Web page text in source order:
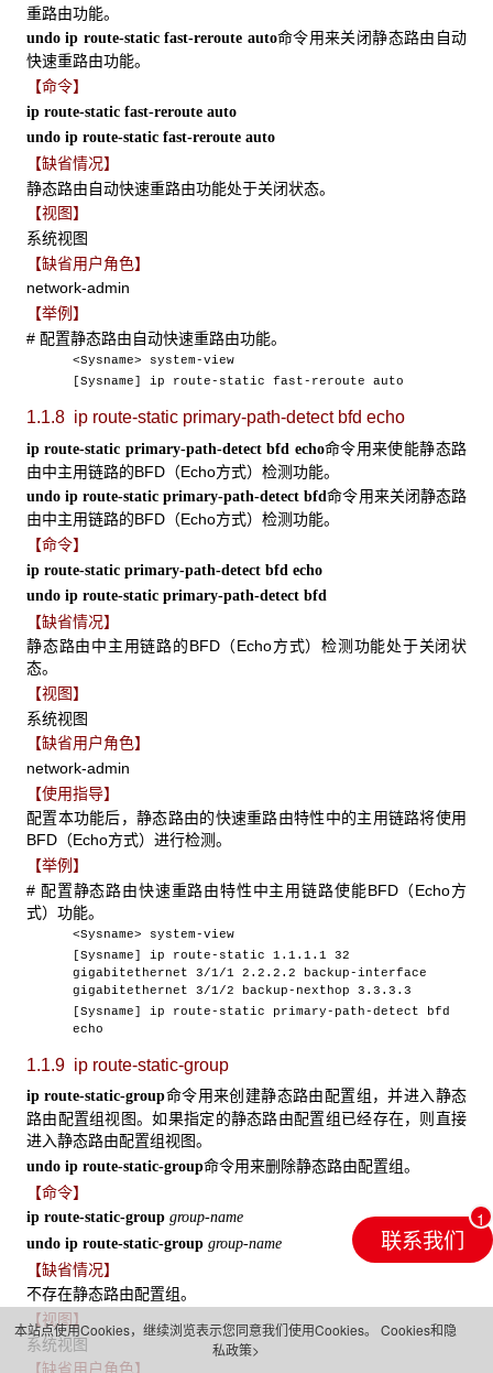
重路由功能。
undo ip route-static fast-reroute auto命令用来关闭静态路由自动
快速重路由功能。
【命令】
ip route-static fast-reroute auto
undo ip route-static fast-reroute auto
【缺省情况】
静态路由自动快速重路由功能处于关闭状态。
【视图】
系统视图
【缺省用户角色】
network-admin
【举例】
# 配置静态路由自动快速重路由功能。
<Sysname> system-view
[Sysname] ip route-static fast-reroute auto
1.1.8 ip route-static primary-path-detect bfd echo
ip route-static primary-path-detect bfd echo命令用来使能静态路
由中主用链路的BFD（Echo方式）检测功能。
undo ip route-static primary-path-detect bfd命令用来关闭静态路
由中主用链路的BFD（Echo方式）检测功能。
【命令】
ip route-static primary-path-detect bfd echo
undo ip route-static primary-path-detect bfd
【缺省情况】
静态路由中主用链路的BFD（Echo方式）检测功能处于关闭状
态。
【视图】
系统视图
【缺省用户角色】
network-admin
【使用指导】
配置本功能后，静态路由的快速重路由特性中的主用链路将使用
BFD（Echo方式）进行检测。
【举例】
# 配置静态路由快速重路由特性中主用链路使能BFD（Echo方
式）功能。
<Sysname> system-view
[Sysname] ip route-static 1.1.1.1 32
gigabitethernet 3/1/1 2.2.2.2 backup-interface
gigabitethernet 3/1/2 backup-nexthop 3.3.3.3
[Sysname] ip route-static primary-path-detect bfd
echo
1.1.9 ip route-static-group
ip route-static-group命令用来创建静态路由配置组，并进入静态
路由配置组视图。如果指定的静态路由配置组已经存在，则直接
进入静态路由配置组视图。
undo ip route-static-group命令用来删除静态路由配置组。
【命令】
ip route-static-group group-name
undo ip route-static-group group-name
【缺省情况】
不存在静态路由配置组。
【视图】
系统视图
【缺省用户角色】
联系我们
本站点使用Cookies，继续浏览表示您同意我们使用Cookies。 Cookies和隐
私政策>